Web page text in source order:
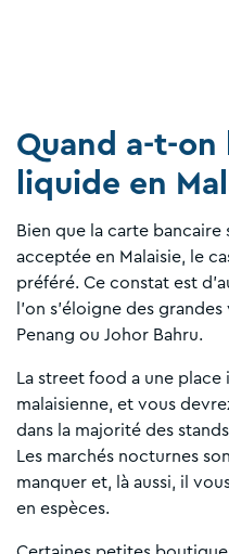
Quand a-t-
liquide en
Bien que la carte
acceptée en Malaisie, le
préféré. Ce constat est
l'on s'éloigne des
Penang ou Johor Bahru.
La street food a une
malaisienne, et vous
dans la majorité des
Les marchés nocturnes
manquer et, là aussi, il
en espèces.